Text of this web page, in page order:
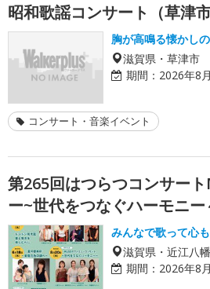
昭和歌謡コンサート（草津市
胸が高鳴る懐かし
滋賀県・草津市
期間： 2026年8
コンサート・音楽イベント
第265回はつらつコンサート
ー~世代をつなぐハーモニー
みんなで歌って心
滋賀県・近江八
期間： 2026年8